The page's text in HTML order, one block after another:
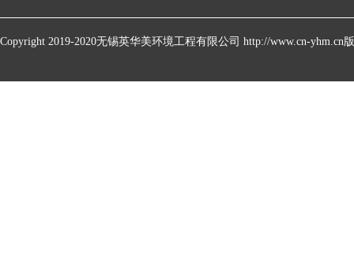
Copyright 2019-2020无锡英华美环境工程有限公司 http://www.cn-